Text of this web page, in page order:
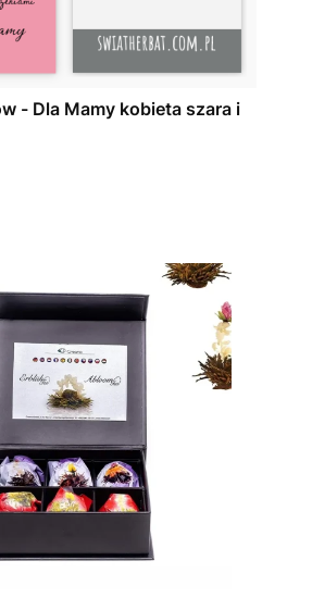
- Dla Mamy kobieta szara i